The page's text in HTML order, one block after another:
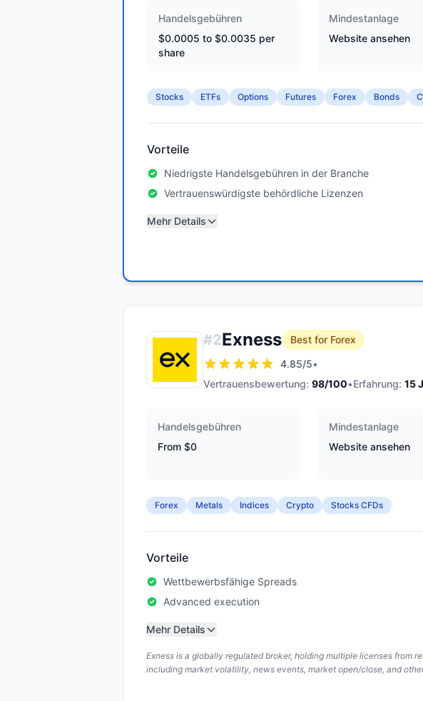
Handelsgebühren
$0.0005 to $0.0035 per
share
Mindestanlage
Website ansehen
Stocks ETFs Options Futures Forex Bonds
Vorteile
Niedrigste Handelsgebühren in der Branche
Vertrauenswürdigste behördliche Lizenzen
Mehr Details
#2Exness
Best for Forex
4.85/5•
Vertrauensbewertung: 98/100•Erfahrung: 15
Handelsgebühren
From $0
Mindestanlage
Website ansehen
Forex Metals Indices Crypto Stocks CFDs
Vorteile
Wettbewerbsfähige Spreads
Advanced execution
Mehr Details
Exness is a globally regulated broker, holding multiple licenses from
including market volatility, news events, market open/close, and